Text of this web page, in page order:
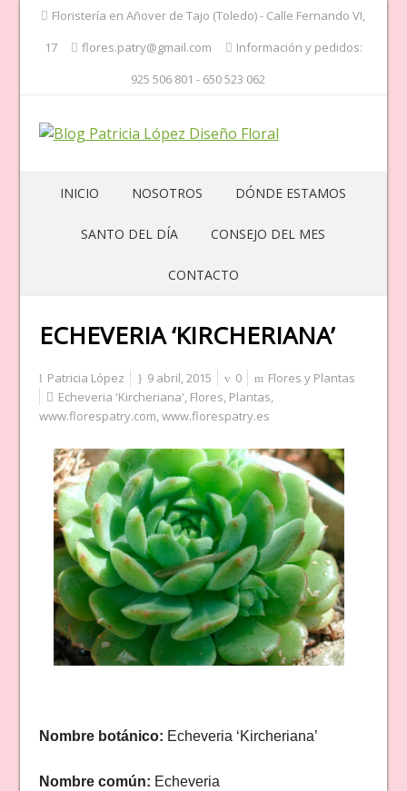
Floristería en Añover de Tajo (Toledo) - Calle Fernando VI,
17
flores.patry@gmail.com
Información y pedidos:
925 506 801 - 650 523 062
INICIO NOSOTROS DÓNDE ESTAMOS
SANTO DEL DÍA CONSEJO DEL MES
CONTACTO
ECHEVERIA ‘KIRCHERIANA’
Patricia López 9 abril, 2015 0
Flores y Plantas
Echeveria 'Kircheriana', Flores, Plantas,
www.florespatry.com,www.florespatry.es
Nombre botánico: Echeveria ‘Kircheriana’
Nombre común: Echeveria